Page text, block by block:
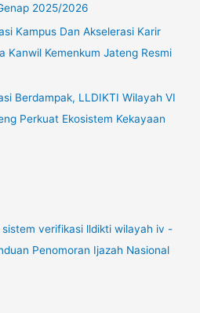
2025/2026
Kampus Dan Akselerasi Karir
Kanwil Kemenkum Jateng Resmi
Berdampak, LLDIKTI Wilayah VI
Perkuat Ekosistem Kekayaan
verifikasi lldikti wilayah iv -
Penomoran Ijazah Nasional